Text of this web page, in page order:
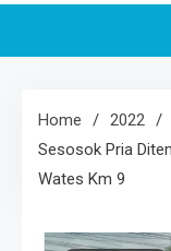
Home 2022
Sesosok Pria
Wates Km 9